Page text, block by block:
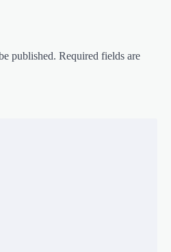
published. Required fields are